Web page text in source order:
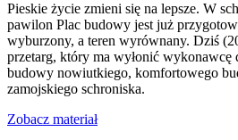
Pieskie życie zmieni się na lepsze. W
pawilon Plac budowy jest już
wyburzony, a teren wyrównany. Dziś
przetarg, który ma wyłonić
budowy nowiutkiego, komfortowego
zamojskiego schroniska.
Zobacz materiał